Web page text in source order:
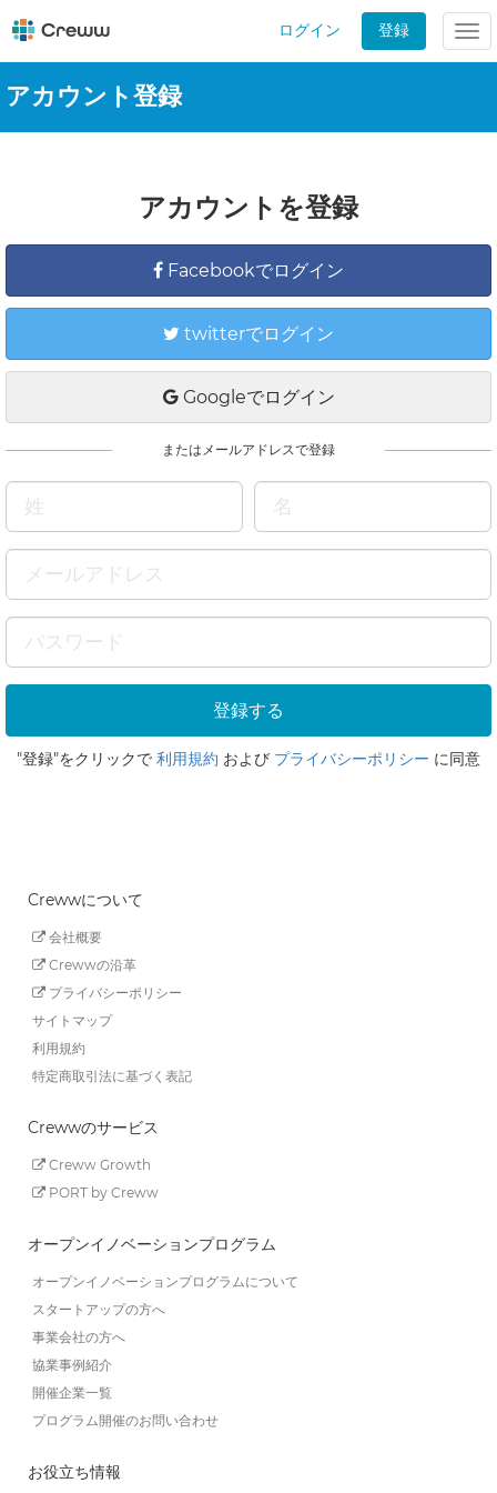
ログイン 登録
アカウント登録
アカウントを登録
Facebookでログイン
twitterでログイン
Googleでログイン
またはメールアドレスで登録
"登録"をクリックで 利用規約 および プライバシーポリシー に同意
Crewwについて
会社概要
Crewwの沿革
プライバシーポリシー
サイトマップ
利用規約
特定商取引法に基づく表記
Crewwのサービス
Creww Growth
PORT by Creww
オープンイノベーションプログラム
オープンイノベーションプログラムについて
スタートアップの方へ
事業会社の方へ
協業事例紹介
開催企業一覧
プログラム開催のお問い合わせ
お役立ち情報